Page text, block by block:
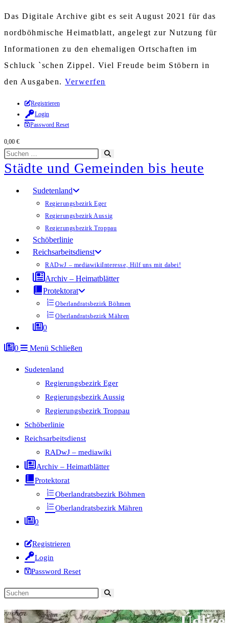
Das Digitale Archive gibt es seit August 2021 für das
nordböhmische Heimatblatt, angelegt zur Nutzung für
Informationen zu den ehemaligen Ortschaften im
Schluck `schen Zippel. Viel Freude beim Stöbern in
den Ausgaben. Verwerfen
Zum
Inhalt
springen
Registrieren
Login
Password Reset
0,00 €
Diese
Website
durchsuchen
starten
Städte und Gemeinden bis heute
Sudetenland
Regierungsbezirk Eger
Regierungsbezirk Aussig
Regierungsbezirk Troppau
Schöberlinie
Reichsarbeitsdienst
RADwJ – mediawikiInteresse, Hilf uns mit dabei!
Archiv – Heimatblätter
Protektorat
Oberlandratsbezirk Böhmen
Oberlandratsbezirk Mähren
0
0 Menü Schließen
Sudetenland
Regierungsbezirk Eger
Regierungsbezirk Aussig
Regierungsbezirk Troppau
Schöberlinie
Reichsarbeitsdienst
RADwJ – mediawiki
Archiv – Heimatblätter
Protektorat
Oberlandratsbezirk Böhmen
Oberlandratsbezirk Mähren
0
Registrieren
Login
Password Reset
Diese
durchsuchen